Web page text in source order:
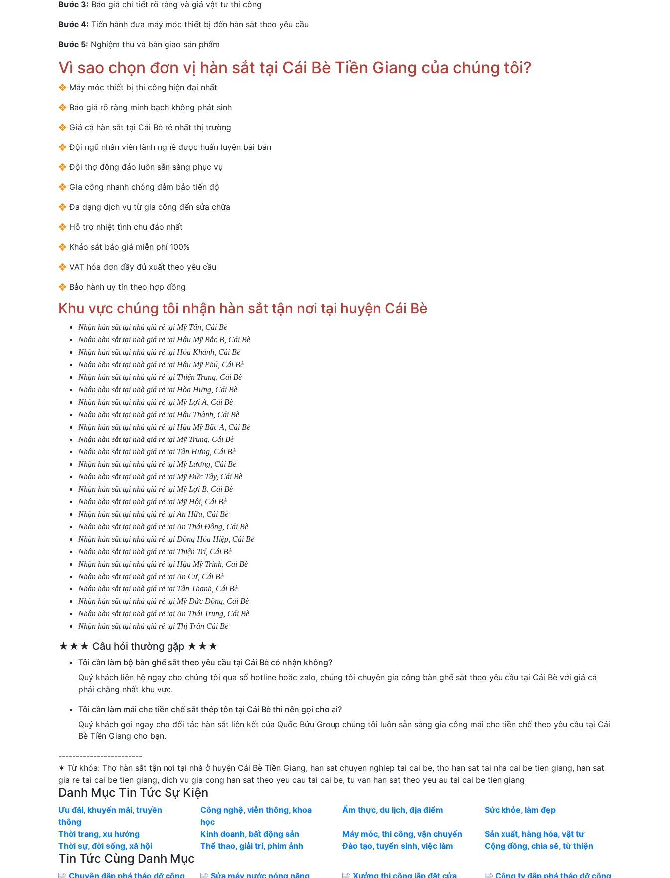
Bước 3: Báo giá chi tiết rõ ràng và giá vật tư thi công
Bước 4: Tiến hành đưa máy móc thiết bị đến hàn sắt theo yêu cầu
Bước 5: Nghiệm thu và bàn giao sản phẩm
Vì sao chọn đơn vị hàn sắt tại Cái Bè Tiền Giang của chúng tôi?
❖ Máy móc thiết bị thi công hiện đại nhất
❖ Báo giá rõ ràng minh bạch không phát sinh
❖ Giá cả hàn sắt tại Cái Bè rẻ nhất thị trường
❖Đội ngũ nhân viên lành nghề được huấn luyện bài bản
❖Đội thợ đông đảo luôn sẵn sàng phục vụ
❖ Gia công nhanh chóng đảm bảo tiến độ
❖Đa dạng dịch vụ từ gia công đến sửa chữa
❖ Hỗ trợ nhiệt tình chu đáo nhất
❖ Khảo sát báo giá miễn phí 100%
❖ VAT hóa đơn đầy đủ xuất theo yêu cầu
❖ Bảo hành uy tín theo hợp đồng
Khu vực chúng tôi nhận hàn sắt tận nơi tại huyện Cái Bè
Nhận hàn sắt tại nhà giá rẻ tại Mỹ Tân, Cái Bè
Nhận hàn sắt tại nhà giá rẻ tại Hậu Mỹ Bắc B, Cái Bè
Nhận hàn sắt tại nhà giá rẻ tại Hòa Khánh, Cái Bè
Nhận hàn sắt tại nhà giá rẻ tại Hậu Mỹ Phú, Cái Bè
Nhận hàn sắt tại nhà giá rẻ tại Thiện Trung, Cái Bè
Nhận hàn sắt tại nhà giá rẻ tại Hòa Hưng, Cái Bè
Nhận hàn sắt tại nhà giá rẻ tại Mỹ Lợi A, Cái Bè
Nhận hàn sắt tại nhà giá rẻ tại Hậu Thành, Cái Bè
Nhận hàn sắt tại nhà giá rẻ tại Hậu Mỹ Bắc A, Cái Bè
Nhận hàn sắt tại nhà giá rẻ tại Mỹ Trung, Cái Bè
Nhận hàn sắt tại nhà giá rẻ tại Tân Hưng, Cái Bè
Nhận hàn sắt tại nhà giá rẻ tại Mỹ Lương, Cái Bè
Nhận hàn sắt tại nhà giá rẻ tại Mỹ Đức Tây, Cái Bè
Nhận hàn sắt tại nhà giá rẻ tại Mỹ Lợi B, Cái Bè
Nhận hàn sắt tại nhà giá rẻ tại Mỹ Hội, Cái Bè
Nhận hàn sắt tại nhà giá rẻ tại An Hữu, Cái Bè
Nhận hàn sắt tại nhà giá rẻ tại An Thái Đông, Cái Bè
Nhận hàn sắt tại nhà giá rẻ tại Đông Hòa Hiệp, Cái Bè
Nhận hàn sắt tại nhà giá rẻ tại Thiện Trí, Cái Bè
Nhận hàn sắt tại nhà giá rẻ tại Hậu Mỹ Trinh, Cái Bè
Nhận hàn sắt tại nhà giá rẻ tại An Cư, Cái Bè
Nhận hàn sắt tại nhà giá rẻ tại Tân Thanh, Cái Bè
Nhận hàn sắt tại nhà giá rẻ tại Mỹ Đức Đông, Cái Bè
Nhận hàn sắt tại nhà giá rẻ tại An Thái Trung, Cái Bè
Nhận hàn sắt tại nhà giá rẻ tại Thị Trấn Cái Bè
★★★ Câu hỏi thường gặp ★★★
Tôi cần làm bộ bàn ghế sắt theo yêu cầu tại Cái Bè có nhận không?
Quý khách liên hệ ngay cho chúng tôi qua số hotline hoăc zalo, chúng tôi chuyên gia công bàn ghế sắt theo yêu cầu tại Cái Bè với giá cả
phải chăng nhất khu vực.
Tôi cần làm mái che tiền chế sắt thép tôn tại Cái Bè thì nên gọi cho ai?
Quý khách gọi ngay cho đối tác hàn sắt liên kết của Quốc Bửu Group chúng tôi luôn sẵn sàng gia công mái che tiền chế theo yêu cầu tại Cái
Bè Tiền Giang cho bạn.
------------------------
✶ Từ khóa: Thợ hàn sắt tận nơi tại nhà ở huyện Cái Bè Tiền Giang, han sat chuyen nghiep tai cai be, tho han sat tai nha cai be tien giang, han sat
gia re tai cai be tien giang, dich vu gia cong han sat theo yeu cau tai cai be, tu van han sat theo yeu au tai cai be tien giang
Danh Mục Tin Tức Sự Kiện
Ưu đãi, khuyến mãi, truyền
thông
Công nghệ, viễn thông, khoa
học
Ẩm thực, du lịch, địa điểm Sức khỏe, làm đẹp
Thời trang, xu hướng Kinh doanh, bất động sản Máy móc, thi công, vận chuyển
Sản xuất, hàng hóa, vật tư
Thời sự, đời sống, xã hội
Thể thao, giải trí, phim ảnh Đào tạo, tuyển sinh, việc làm Cộng đồng, chia sẽ, từ thiện
Tin Tức Cùng Danh Mục
Chuyên đập phá tháo dỡ công Sửa máy nước nóng năng Xưởng thi công lắp đặt cửa Công ty đập phá tháo dỡ công